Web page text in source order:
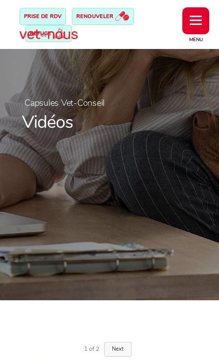
MENU
PRISE DE RDV RENOUVELER
REFUGE
Capsules Vet-Conseil
Vidéos
1of 2 Next